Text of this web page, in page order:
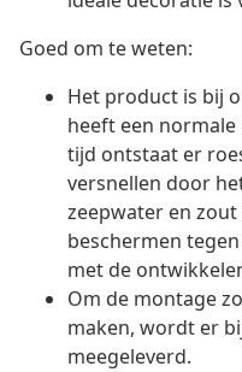
Goed om te weten:
Het product is bij
heeft een normale
tijd ontstaat er
versnellen door
zeepwater en
beschermen
met de
Om de montage
maken, wordt er
meegeleverd.